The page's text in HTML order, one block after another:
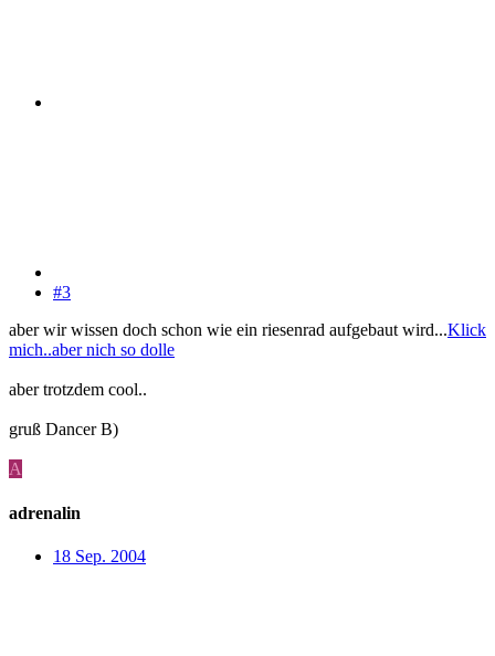
#3
aber wir wissen doch schon wie ein riesenrad aufgebaut wird...Klick
mich..aber nich so dolle
aber trotzdem cool..
gruß Dancer B)
A
adrenalin
18 Sep. 2004